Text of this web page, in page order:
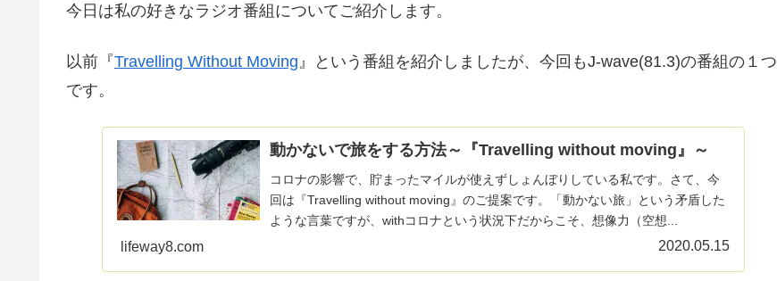
今日は私の好きなラジオ番組についてご紹介します。
以前『Travelling Without Moving 』という番組を紹介しましたが、今回もJ-wave(81.3)の番組の１つ
です。
動かないで旅をする方法～『Travelling without moving』～
コロナの影響で、貯まったマイルが使えずしょんぼりしている私です。さて、今
回は『Travelling without moving』のご提案です。「動かない旅」という矛盾した
ような言葉ですが、withコロナという状況下だからこそ、想像力（空想...
lifeway8.com 2020.05.15